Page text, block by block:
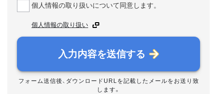
個人情報の取り扱いについて同意します。
個人情報の取り扱い
入力内容を送信する
フォーム送信後、ダウンロードURLを記載したメールをお送り致
します。